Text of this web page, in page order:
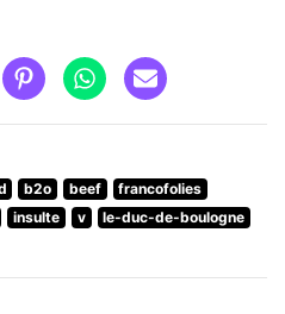
b2o beef
francofolies
insulte v
le-duc-de-boulogne